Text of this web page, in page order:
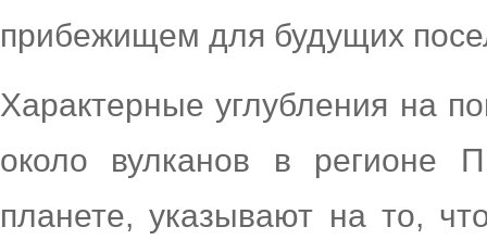
прибежищем для будущих
Характерные углубления на
около вулканов в регионе
планете, указывают на то,